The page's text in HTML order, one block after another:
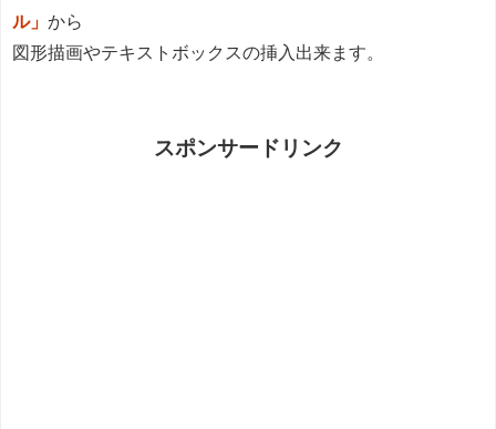
ル」 から
図形描画やテキストボックスの挿入出来ます。
スポンサードリンク